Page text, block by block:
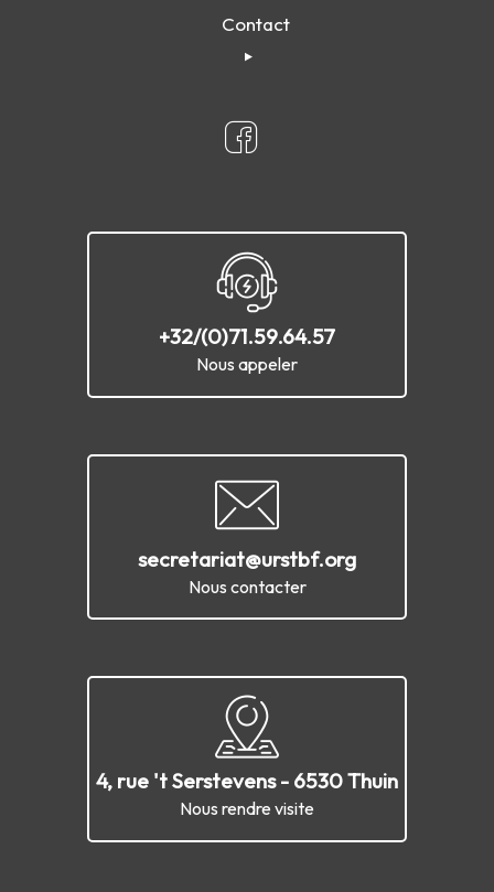
Contact
+32/(0)71.59.64.57
Nous appeler
secretariat@urstbf.org
Nous contacter
4, rue 't Serstevens - 6530 Thuin
Nous rendre visite